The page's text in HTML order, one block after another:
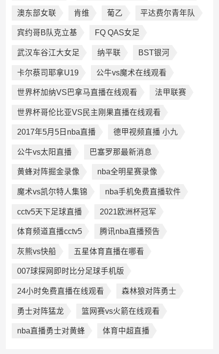
澳东部女联 肯维 葡乙 平达费尔青年队
宾约哥B队克立基 FQ QAS女足
武汉车谷江大女足 纳平联 BST银河
卡尔蔡司耶拿U19 公牛vs魔术在线观看
世界杯加纳VS巴拿马直播在线观看 法甲联赛
世界杯哥伦比亚VS民主刚果直播在线观看
2017年5月5日nba直播 德甲视频直播 小九
公牛vs太阳直播 巴塞罗那最新消息
黄蜂对阵掘金录像 nba全明星赛录像
魔术vs凯尔特人集锦 nba手机免费直播软件
cctv5天下足球直播 2021欧洲杯冠军
体育频道直播cctv5 腾讯nba直播预告
灰熊vs快船 五星体育直播在哪看
007球探网即时比分足球手机版
24小时免费直播在线观看 森林狼对阵勇士
勇士对阵猛龙 篮网赛vs火箭在线观看
nba直播勇士对黄蜂 体育中超直播